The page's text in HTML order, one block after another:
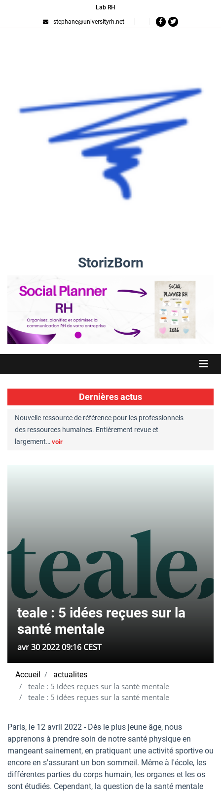
Lab RH
stephane@universityrh.net
StorizBorn
Dernières actus
Nouvelle ressource de référence pour les professionnels
des ressources humaines. Entièrement revue et
largement… voir
teale : 5 idées reçues sur la
santé mentale
avr 30 2022 09:16 CEST
Accueil actualites
teale : 5 idées reçues sur la santé mentale
teale : 5 idées reçues sur la santé mentale
Paris, le 12 avril 2022 - Dès le plus jeune âge, nous
apprenons à prendre soin de notre santé physique en
mangeant sainement, en pratiquant une activité sportive ou
encore en s'assurant un bon sommeil. Même à l'école, les
différentes parties du corps humain, les organes et les os
sont étudiés. Cependant, la question de la santé mentale